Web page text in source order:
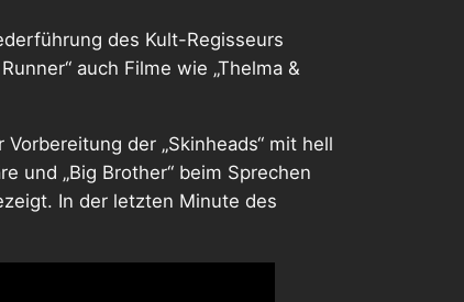
des Kult-Regisseurs
auch Filme wie „Thelma &
der „Skinheads“ mit hell
und „Big Brother“ beim Sprechen
In der letzten Minute des